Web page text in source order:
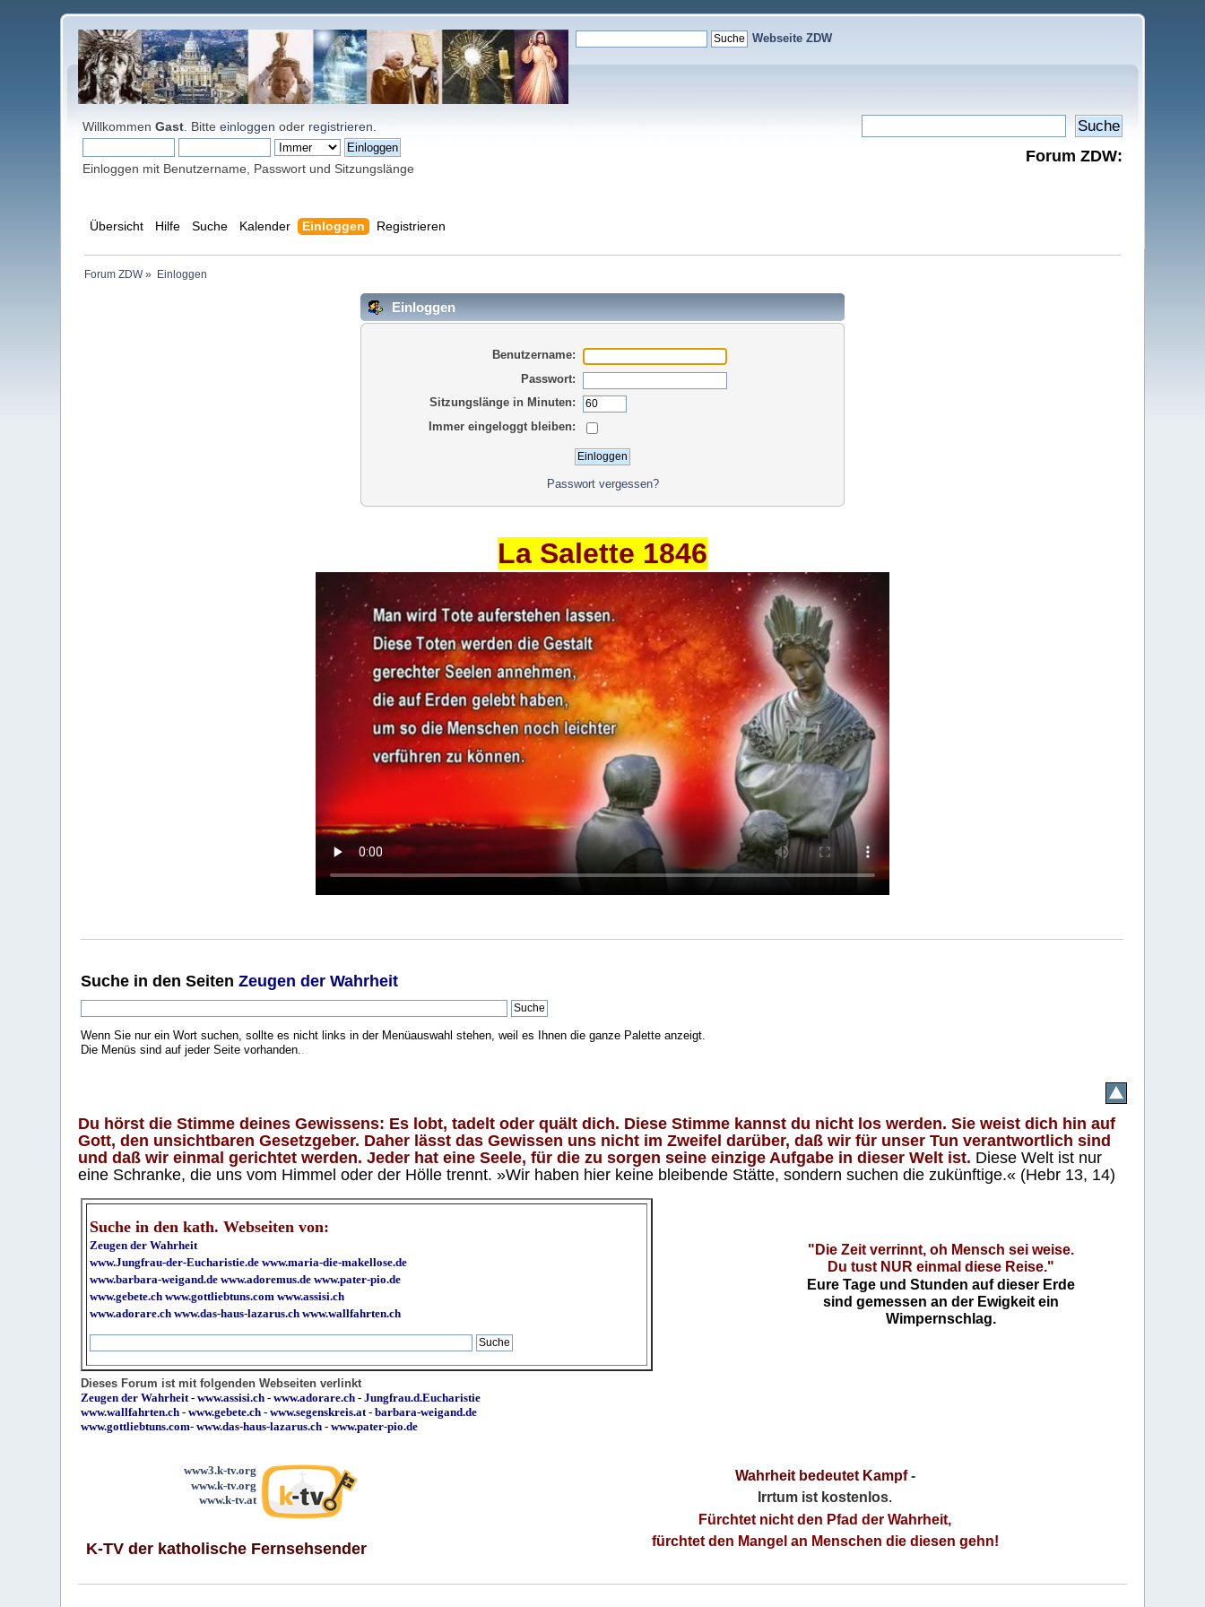
Webseite ZDW
WillkommenGast . Bitteeinloggen oder registrieren
Einloggen mit Benutzername, Passwort und Sitzungslänge
Forum ZDW:
Übersicht Hilfe Suche Kalender Einloggen Registrieren
Forum ZDW» Einloggen
Einloggen
Benutzername:
Passwort:
Sitzungslänge in Minuten:
Immer eingeloggt bleiben:
Passwort vergessen?
La Salette 1846
Suche in den SeitenZeugen der Wahrheit
Wenn Sie nur ein Wort suchen, sollte es nicht links in der Menüauswahl stehen, weil es Ihnen die ganze Palette anzeigt.
Die Menüs sind auf jeder Seite vorhanden.
Du hörst die Stimme deines Gewissens: Es lobt, tadelt oder quält dich. Diese Stimme kannst du nicht los werden. Sie weist dich hin auf
Gott, den unsichtbaren Gesetzgeber. Daher lässt das Gewissen uns nicht im Zweifel darüber, daß wir für unser Tun verantwortlich sind
und daß wir einmal gerichtet werden. Jeder hat eine Seele, für die zu sorgen seine einzige Aufgabe in dieser Welt ist. Diese Welt ist nur
eine Schranke, die uns vom Himmel oder der Hölle trennt. »Wir haben hier keine bleibende Stätte, sondern suchen die zukünftige.« (Hebr 13, 14)
Suche in den kath. Webseiten von:
Zeugen der Wahrheit
www.Jungfrau-der-Eucharistie.de www.maria-die-makellose.de
www.barbara-weigand.de www.adoremus.de www.pater-pio.de
www.gebete.ch www.gottliebtuns.com www.assisi.ch
www.adorare.ch www.das-haus-lazarus.ch www.wallfahrten.ch
"Die Zeit verrinnt, oh Mensch sei weise.
Du tust NUR einmal diese Reise."
Eure Tage und Stunden auf dieser Erde
sind gemessen an der Ewigkeit ein
Wimpernschlag.
Dieses Forum ist mit folgenden Webseiten verlinkt
Zeugen der Wahrheit -www.assisi.ch -www.adorare.ch -Jungfrau.d.Eucharistie
www.wallfahrten.ch -www.gebete.ch -www.segenskreis.at -barbara-weigand.de
www.gottliebtuns.com-www.das-haus-lazarus.ch - www.pater-pio.de
www3.k-tv.org
www.k-tv.org
www.k-tv.at
K-TV der katholische Fernsehsender
Wahrheit bedeutet Kampf-
Irrtum ist kostenlos.
Fürchtet nicht den Pfad der Wahrheit,
fürchtet den Mangel an Menschen die diesen gehn!